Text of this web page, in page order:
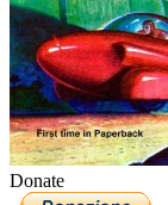
Donate